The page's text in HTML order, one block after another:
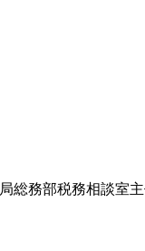
総務部税務相談室